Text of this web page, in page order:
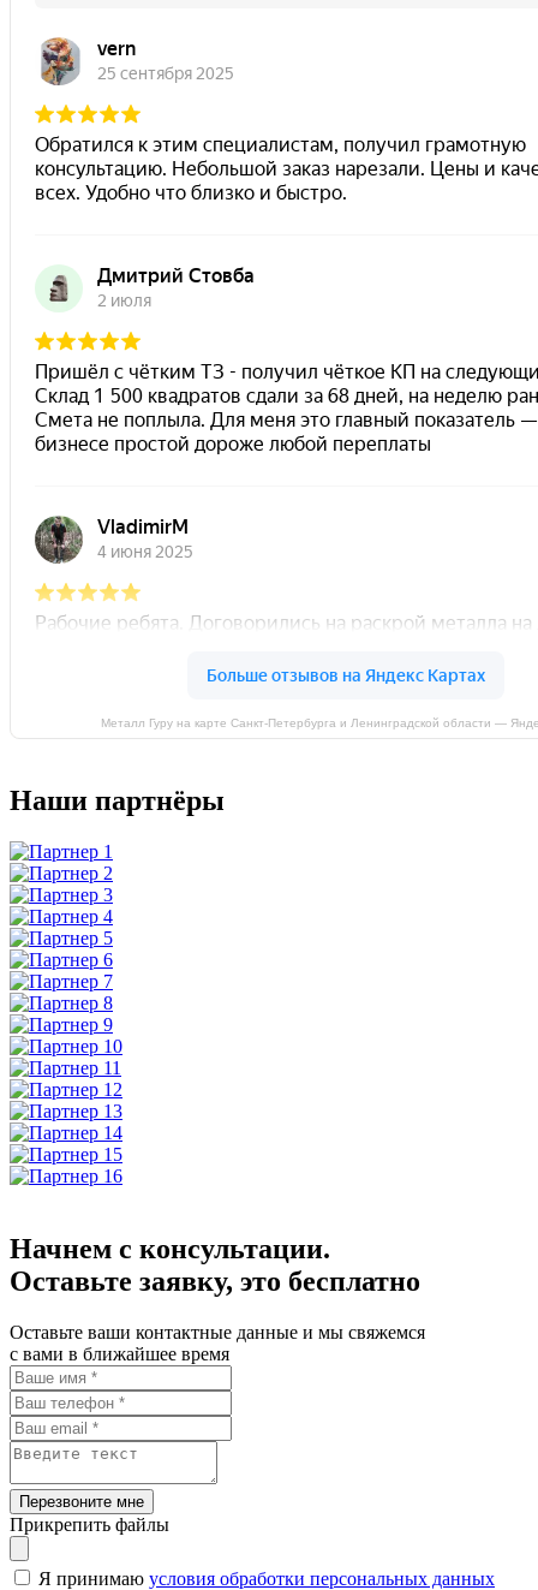
Металл Гуру на карте Санкт‑Петербурга и Ленинградской области —
Наши партнёры
Начнем с консультации.
Оставьте заявку, это бесплатно
Оставьте ваши контактные данные и мы свяжемся
с вами в ближайшее время
Перезвоните мне
Прикрепить файлы
Я принимаю условия обработки персональных данных